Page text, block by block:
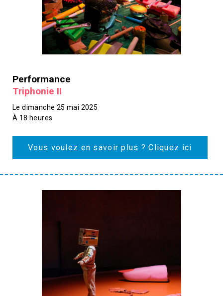
Performance
Triphonie II
Le dimanche 25 mai 2025
À 18 heures
Vous voulez en savoir plus ? Cliquez ici